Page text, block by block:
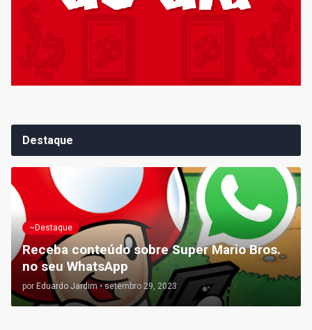
Destaque
~Destaque
Receba conteúdo sobre Super Mario Bros.
no seu WhatsApp
por Eduardo Jardim • setembro 29, 2023